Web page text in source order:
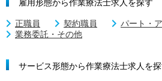
雇用形態から作業療法士求人を探す
正職員 契約職員
パート・
業務委託・その他
サービス形態から作業療法士求人を